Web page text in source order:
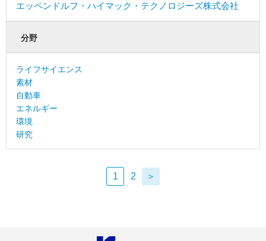
エッペンドルフ・ハイマック・テクノロジーズ株式会社
分野
ライフサイエンス
素材
自動車
エネルギー
環境
研究
1 2 ＞